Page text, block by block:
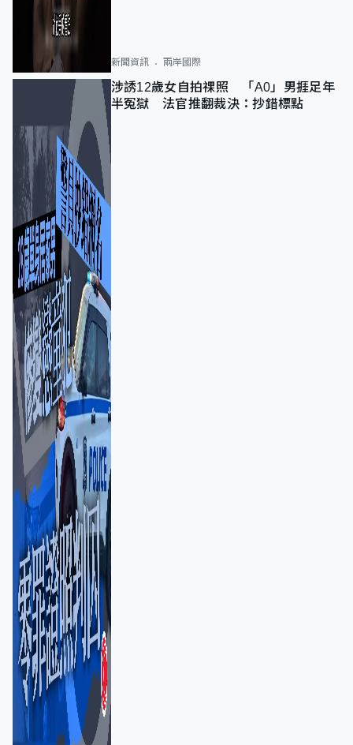
新聞資訊 兩岸國際
涉誘12歲女自拍祼照 「A0」男捱足年
半冤獄 法官推翻裁決：抄錯標點